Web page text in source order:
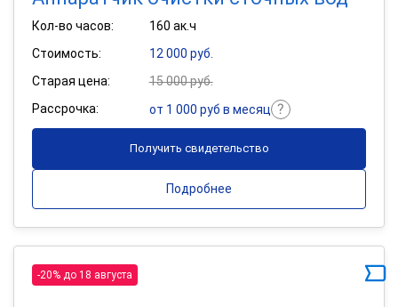
Кол-во часов:
160 ак.ч
Стоимость:
12 000 руб.
Старая цена:
15 000 руб.
Рассрочка:
от 1 000 руб в месяц
Получить свидетельство
Подробнее
-20% до 18 августа